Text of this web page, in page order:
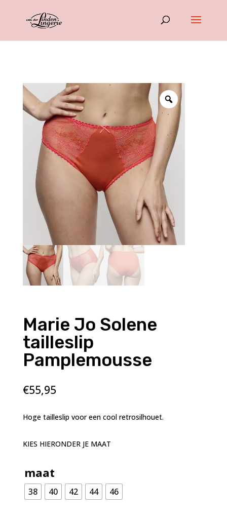
Marie Jo Solene
tailleslip
Pamplemousse
€55,95
Hoge tailleslip voor een cool retrosilhouet.
KIES HIERONDER JE MAAT
maat
38 40 42 44 46